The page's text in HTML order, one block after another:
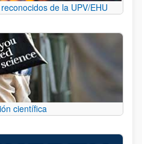
de la UPV/EHU
científica